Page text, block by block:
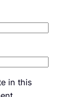
in this